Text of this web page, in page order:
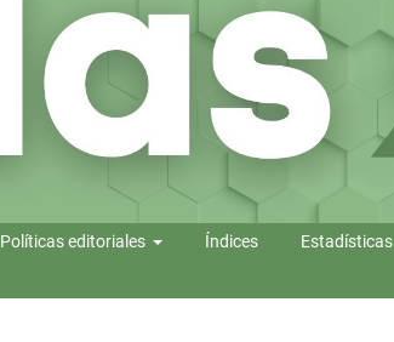
Políticas editoriales Índices
Estadísticas